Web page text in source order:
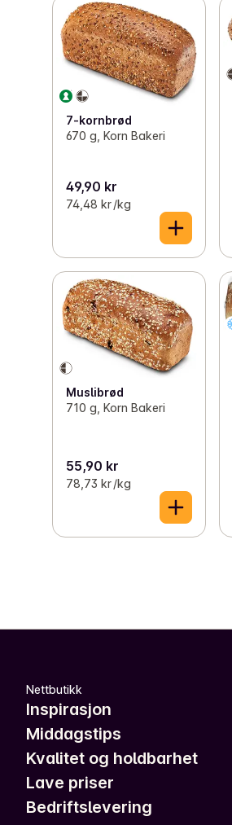
7-kornbrød
670 g, Korn Bakeri
49,90 kr
74,48 kr /kg
Muslibrød
710 g, Korn Bakeri
55,90 kr
78,73 kr /kg
Nettbutikk
Inspirasjon
Middagstips
Kvalitet og holdbarhet
Lave priser
Bedriftslevering